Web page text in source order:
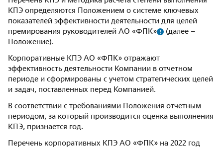
КПЭ определяются Положением о системе ключевых
показателей эффективности деятельности для целей
премирования руководителей АО «ФПК»
(далее –
Положение).
Корпоративные КПЭ АО «ФПК» отражают
эффективность деятельности Компании в отчетном
периоде и сформированы с учетом стратегических целей
и задач, поставленных перед Компанией.
В соответствии с требованиями Положения отчетным
периодом, за который производится оценка выполнения
КПЭ, признается год.
Перечень корпоративных КПЭ АО «ФПК» на 2022 год